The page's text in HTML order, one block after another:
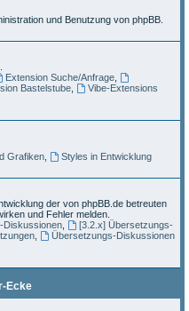
und Benutzung von phpBB.
Extension Suche/Anfrage,
Bastelstube,
Vibe-Extensions
Grafiken,
Styles in Entwicklung
der von phpBB.de betreuten
und Fehler melden.
Diskussionen,
[3.2.x] Übersetzungs-
,
Übersetzungs-Diskussionen
Ecke